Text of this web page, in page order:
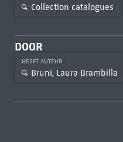
Collection catalogues
DOOR
HEEFT AUTEUR
Bruni, Laura Brambilla